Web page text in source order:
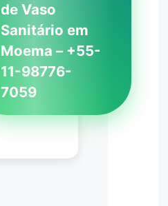
de Vaso
Sanitário em
Moema – +55-
11-98776-
7059